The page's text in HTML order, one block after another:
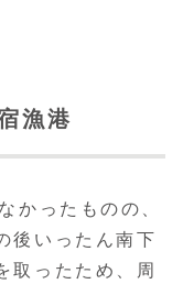
漁港
かったものの、
後いったん南下
取ったため、周